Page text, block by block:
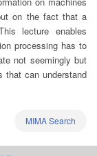
on the fact that a
lecture enables
processing has to
not seemingly but
that can understand
MIMA Search